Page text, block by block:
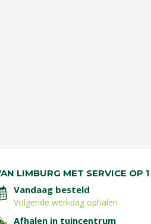
LIMBURG MET SERVICE OP 1
Vandaag besteld
Volgende werkdag ophalen
Afhalen in tuincentrum